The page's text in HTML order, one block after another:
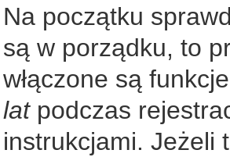
Na początku
są w porządku, to
włączone są
latpodczas
instrukcjami. Jeżeli